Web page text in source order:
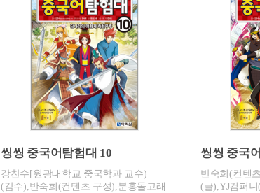
씽씽 중국어탐험대 10
강찬수[원광대학교 중국학과 교수)
(감수),반숙희(컨텐츠 구성),분홍돌고래
씽씽 중국
반숙희(컨텐
(글),YJ컴퍼